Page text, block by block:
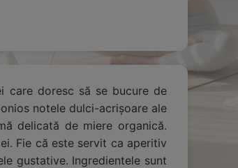
care doresc să se bucure de
notele dulci-acrișoare ale
delicată de miere organică.
Fie că este servit ca aperitiv
gustative. Ingredientele sunt